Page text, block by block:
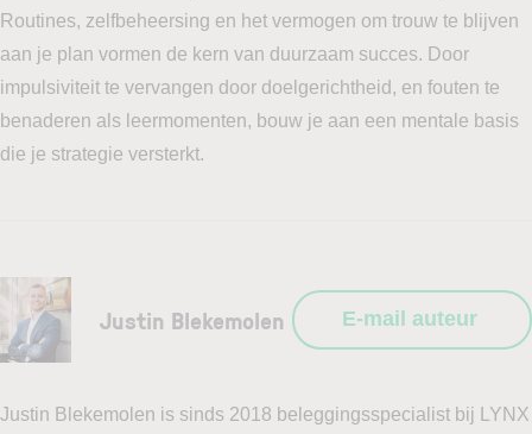
Routines, zelfbeheersing en het vermogen om trouw te blijven
aan je plan vormen de kern van duurzaam succes. Door
impulsiviteit te vervangen door doelgerichtheid, en fouten te
benaderen als leermomenten, bouw je aan een mentale basis
die je strategie versterkt.
Justin Blekemolen E-mail auteur
Justin Blekemolen is sinds 2018 beleggingsspecialist bij LYNX